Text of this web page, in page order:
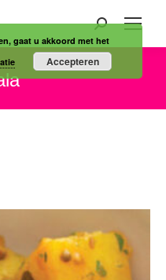
Zoeken:
gaat u akkoord met het
Accepteren